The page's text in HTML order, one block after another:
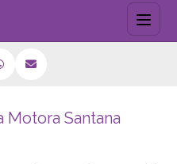
MOTORA SANTANA
Motora Santana